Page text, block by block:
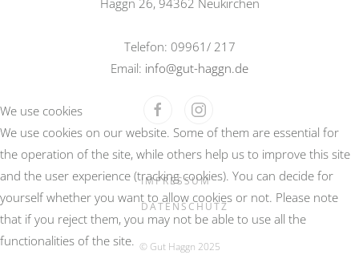
Haggn 26, 94362 Neukirchen
Telefon: 09961/ 217
Email: info@gut-haggn.de
IMPRESSUM
DATENSCHUTZ
© Gut Haggn 2025
We use cookies
We use cookies on our website. Some of them are essential for
the operation of the site, while others help us to improve this site
and the user experience (tracking cookies). You can decide for
yourself whether you want to allow cookies or not. Please note
that if you reject them, you may not be able to use all the
functionalities of the site.